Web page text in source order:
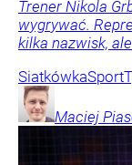
Trener Nikola
wygrywać.
kilka nazwisk,
SiatkówkaSport
Maciej